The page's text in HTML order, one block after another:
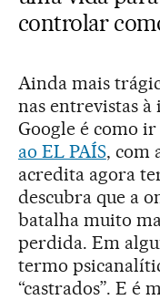
controlar
Ainda mais
nas entrevistas
Google é como
ao EL PAÍS, com
acredita agora
descubra que a
batalha muito
perdida. Em
termo
“castrados”. E é